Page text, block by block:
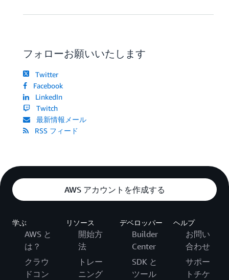
フォローお願いいたします
Twitter
Facebook
LinkedIn
Twitch
最新情報メール
RSS フィード
AWS アカウントを作成する
学ぶ
AWS と
は？
クラウ
ドコン
リソース
開始方
法
トレー
ニング
デベロッパー
Builder
Center
SDK と
ツール
ヘルプ
お問い
合わせ
サポー
トチケ